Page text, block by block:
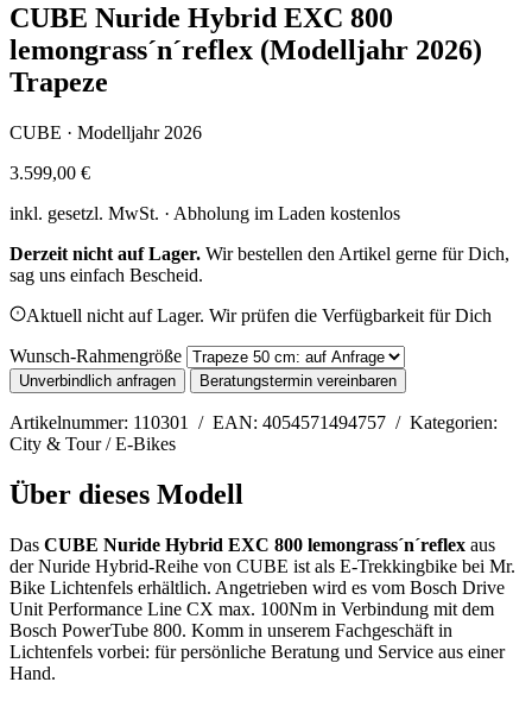
CUBE Nuride Hybrid EXC 800
lemongrass´n´reflex (Modelljahr 2026)
Trapeze
CUBE · Modelljahr 2026
3.599,00 €
inkl. gesetzl. MwSt. · Abholung im Laden kostenlos
Derzeit nicht auf Lager. Wir bestellen den Artikel gerne für Dich,
sag uns einfach Bescheid.
Aktuell nicht auf Lager. Wir prüfen die Verfügbarkeit für Dich
Wunsch-Rahmengröße
Unverbindlich anfragen Beratungstermin vereinbaren
Artikelnummer: 110301 / EAN: 4054571494757 / Kategorien:
City & Tour / E-Bikes
Über dieses Modell
Das CUBE Nuride Hybrid EXC 800 lemongrass´n´reflex aus
der Nuride Hybrid-Reihe von CUBE ist als E-Trekkingbike bei Mr.
Bike Lichtenfels erhältlich. Angetrieben wird es vom Bosch Drive
Unit Performance Line CX max. 100Nm in Verbindung mit dem
Bosch PowerTube 800. Komm in unserem Fachgeschäft in
Lichtenfels vorbei: für persönliche Beratung und Service aus einer
Hand.